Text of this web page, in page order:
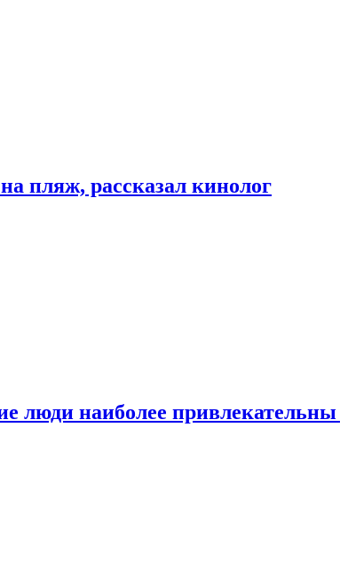
пляж, рассказал кинолог
люди наиболее